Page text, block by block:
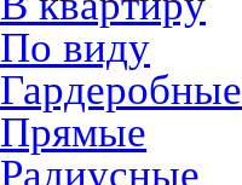
По виду
Гардеробные
Прямые
Радиусные